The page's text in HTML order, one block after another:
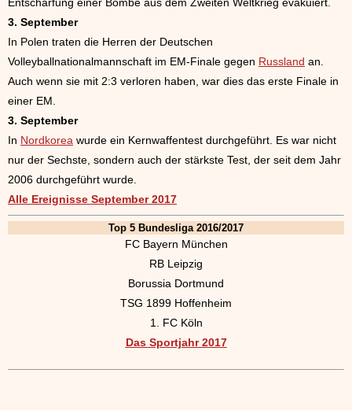
Entschärfung einer Bombe aus dem Zweiten Weltkrieg evakuiert.
3. September
In Polen traten die Herren der Deutschen
Volleyballnationalmannschaft im EM-Finale gegen Russland an.
Auch wenn sie mit 2:3 verloren haben, war dies das erste Finale in
einer EM.
3. September
In Nordkorea wurde ein Kernwaffentest durchgeführt. Es war nicht
nur der Sechste, sondern auch der stärkste Test, der seit dem Jahr
2006 durchgeführt wurde.
Alle Ereignisse September 2017
Top 5 Bundesliga 2016/2017
FC Bayern München
RB Leipzig
Borussia Dortmund
TSG 1899 Hoffenheim
1. FC Köln
Das Sportjahr 2017